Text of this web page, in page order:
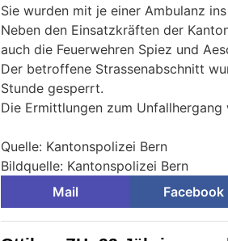
Sie wurden mit je einer Ambulanz
Neben den Einsatzkräften der
auch die Feuerwehren Spiez und
Der betroffene Strassenabschnitt
Stunde gesperrt.
Die Ermittlungen zum Unfallhergang
Quelle: Kantonspolizei Bern
Bildquelle: Kantonspolizei Bern
Mail
Facebook